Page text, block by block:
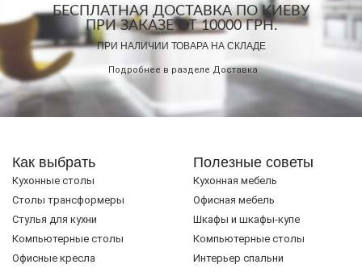
БЕСПЛАТНАЯ ДОСТАВКА ПО КИЕВУ
ПРИ ЗАКАЗЕ ОТ 10000 ГРН.
ПРИ НАЛИЧИИ ТОВАРА НА СКЛАДЕ
Подробнее в разделе Доставка
Как выбрать
Кухонные столы
Cтолы трансформеры
Стулья для кухни
Компьютерные столы
Офисные кресла
Полезные советы
Кухонная мебель
Офисная мебель
Шкафы и шкафы-купе
Компьютерные столы
Интерьер спальни